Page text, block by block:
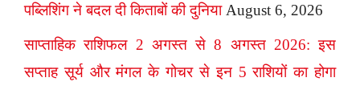
पब्लिशिंग ने बदल दी किताबों की दुनिया August 6, 2026
साप्ताहिक राशिफल 2 अगस्त से 8 अगस्त 2026: इस
सप्ताह सूर्य और मंगल के गोचर से इन 5 राशियों का होगा